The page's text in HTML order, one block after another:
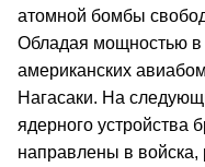
атомной бомбы
Обладая мощностью в
американских
Нагасаки. На
ядерного устройства
направлены в